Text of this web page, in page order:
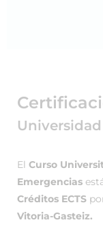
El Curso
Emergencias
Créditos ECTS
Vitoria-Gasteiz.